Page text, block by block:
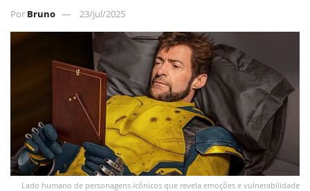
Por Bruno 23/jul/2025
Lado humano de personagens icônicos que revela emoções e vulnerabilidade